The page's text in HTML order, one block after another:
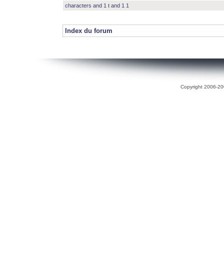
characters and 1 t and 1 1
Index du forum
Copyright 2006-